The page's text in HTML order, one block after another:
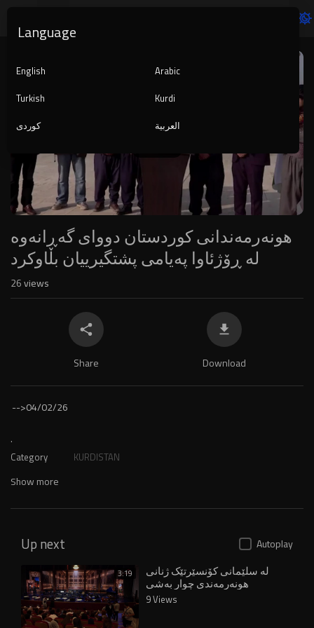
Player
auto
هونەرمەندانی کوردستان دووای گەڕانەوە
لە ڕۆژئاوا پەیامی پشتگیرییان بڵاوکرد
26views
Share Download
-->04/02/26
.
Category KURDISTAN
Show more
Up next Autoplay
3:19 لە سلێمانی کۆنسێرتێک ژنانی
هونەرمەندی چوار بەشی
کوردستان کۆدەکاتەوە
9 Views
Language
English
Arabic
Turkish
Kurdi
کوردی
العربية